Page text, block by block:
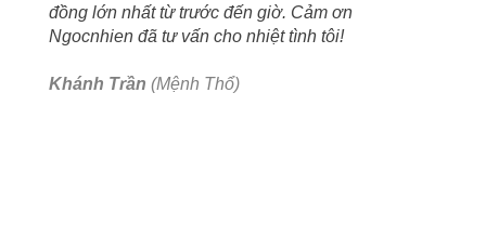
đồng lớn nhất từ trước đến giờ. Cảm ơn
Ngocnhien đã tư vấn cho nhiệt tình tôi!
Khánh Trần (Mệnh Thổ)